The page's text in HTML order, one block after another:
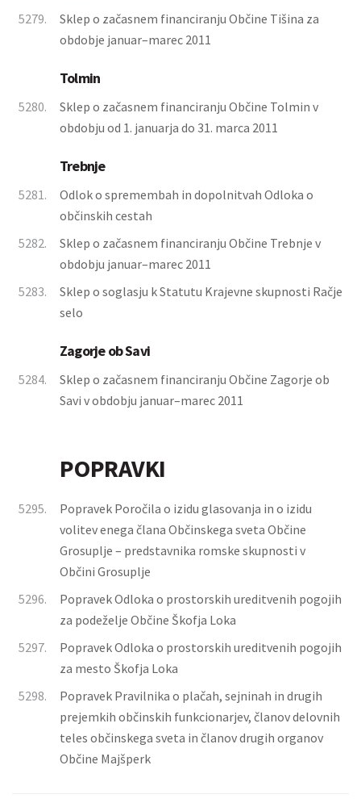
5279.
Sklep o začasnem financiranju Občine Tišina za
obdobje januar–marec 2011
Tolmin
5280.
Sklep o začasnem financiranju Občine Tolmin v
obdobju od 1. januarja do 31. marca 2011
Trebnje
5281.
Odlok o spremembah in dopolnitvah Odloka o
občinskih cestah
5282.
Sklep o začasnem financiranju Občine Trebnje v
obdobju januar–marec 2011
5283.
Sklep o soglasju k Statutu Krajevne skupnosti Račje
selo
Zagorje ob Savi
5284.
Sklep o začasnem financiranju Občine Zagorje ob
Savi v obdobju januar–marec 2011
POPRAVKI
5295.
Popravek Poročila o izidu glasovanja in o izidu
volitev enega člana Občinskega sveta Občine
Grosuplje – predstavnika romske skupnosti v
Občini Grosuplje
5296.
Popravek Odloka o prostorskih ureditvenih pogojih
za podeželje Občine Škofja Loka
5297.
Popravek Odloka o prostorskih ureditvenih pogojih
za mesto Škofja Loka
5298.
Popravek Pravilnika o plačah, sejninah in drugih
prejemkih občinskih funkcionarjev, članov delovnih
teles občinskega sveta in članov drugih organov
Občine Majšperk